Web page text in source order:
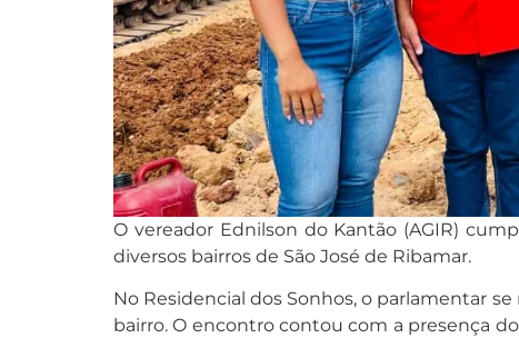
O vereador Ednilson do Kantão (AGIR)
diversos bairros de São José de Ribamar.
No Residencial dos Sonhos, o parlamentar
bairro. O encontro contou com a presença